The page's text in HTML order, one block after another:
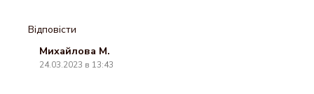
Відповісти
Михайлова М.
24.03.2023 в 13:43